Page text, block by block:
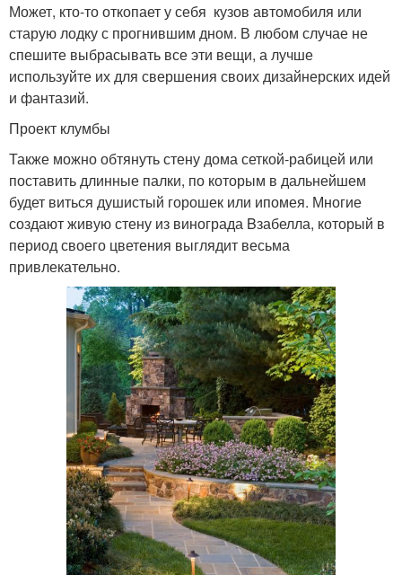
Может, кто-то откопает у себя кузов автомобиля или
старую лодку с прогнившим дном. В любом случае не
спешите выбрасывать все эти вещи, а лучше
используйте их для свершения своих дизайнерских идей
и фантазий.
Проект клумбы
Также можно обтянуть стену дома сеткой-рабицей или
поставить длинные палки, по которым в дальнейшем
будет виться душистый горошек или ипомея. Многие
создают живую стену из винограда Bзабелла, который в
период своего цветения выглядит весьма
привлекательно.